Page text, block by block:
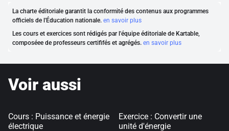
La charte éditoriale garantit la conformité des contenus aux programmes
officiels de l'Éducation nationale. en savoir plus
Les cours et exercices sont rédigés par l'équipe éditoriale de Kartable,
composéee de professeurs certififés et agrégés. en savoir plus
Voir aussi
Cours : Puissance et énergie
électrique
Exercice : Convertir une
unité d'énergie